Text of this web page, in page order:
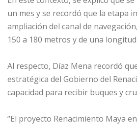
un mes y se recordó que la etapa
ampliación del canal de
150 a 180 metros y de una
Al respecto, Díaz Mena recordó
estratégica del Gobierno del
capacidad para recibir buques y
“El proyecto Renacimiento Maya